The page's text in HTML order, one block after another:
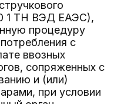
1 ТН ВЭД ЕАЭС),
процедуру
с
ввозных
сопряженных с
и (или)
при условии